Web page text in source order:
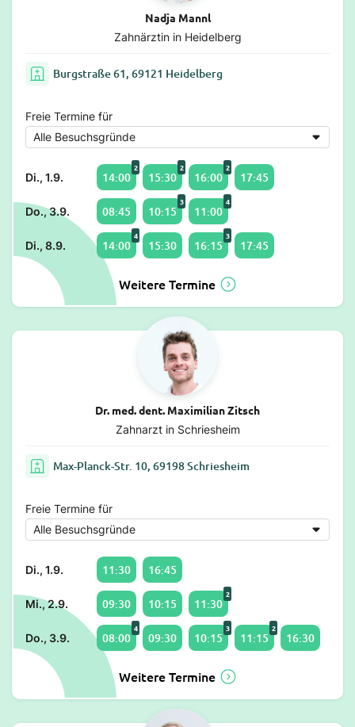
Nadja Mannl
Zahnärztin in Heidelberg
Burgstraße 61, 69121 Heidelberg
Freie Termine für
Di., 1.9. 14:00
2
15:30
2
16:00
2
17:45
Do., 3.9. 08:45 10:15
3
11:00
4
Di., 8.9. 14:00
4
15:30 16:15
3
17:45
Weitere Termine
Dr. med. dent. Maximilian Zitsch
Zahnarzt in Schriesheim
Max-Planck-Str. 10, 69198 Schriesheim
Freie Termine für
Di., 1.9. 11:30 16:45
Mi., 2.9. 09:30 10:15 11:30
2
Do., 3.9. 08:00
4
09:30 10:15
3
11:15
2
16:30
Weitere Termine